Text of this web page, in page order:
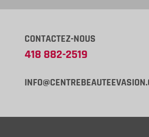
CONTACTEZ-NOUS
418 882-2519